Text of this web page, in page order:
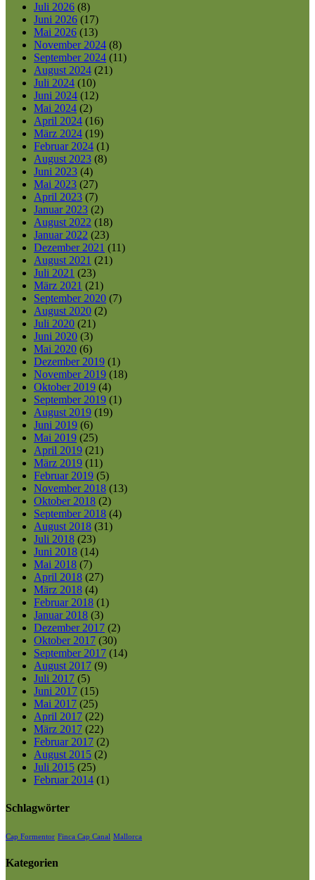
Juli 2026 (8)
Juni 2026 (17)
Mai 2026 (13)
November 2024 (8)
September 2024 (11)
August 2024 (21)
Juli 2024 (10)
Juni 2024 (12)
Mai 2024 (2)
April 2024 (16)
März 2024 (19)
Februar 2024 (1)
August 2023 (8)
Juni 2023 (4)
Mai 2023 (27)
April 2023 (7)
Januar 2023 (2)
August 2022 (18)
Januar 2022 (23)
Dezember 2021 (11)
August 2021 (21)
Juli 2021 (23)
März 2021 (21)
September 2020 (7)
August 2020 (2)
Juli 2020 (21)
Juni 2020 (3)
Mai 2020 (6)
Dezember 2019 (1)
November 2019 (18)
Oktober 2019 (4)
September 2019 (1)
August 2019 (19)
Juni 2019 (6)
Mai 2019 (25)
April 2019 (21)
März 2019 (11)
Februar 2019 (5)
November 2018 (13)
Oktober 2018 (2)
September 2018 (4)
August 2018 (31)
Juli 2018 (23)
Juni 2018 (14)
Mai 2018 (7)
April 2018 (27)
März 2018 (4)
Februar 2018 (1)
Januar 2018 (3)
Dezember 2017 (2)
Oktober 2017 (30)
September 2017 (14)
August 2017 (9)
Juli 2017 (5)
Juni 2017 (15)
Mai 2017 (25)
April 2017 (22)
März 2017 (22)
Februar 2017 (2)
August 2015 (2)
Juli 2015 (25)
Februar 2014 (1)
Schlagwörter
Cap Formentor Finca Cap Canal Mallorca
Kategorien